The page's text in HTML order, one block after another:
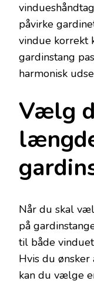
påvirke
vindue korrekt
gardinstang
harmonisk
Vælg
Når du skal
på
til både
Hvis du
kan du vælge